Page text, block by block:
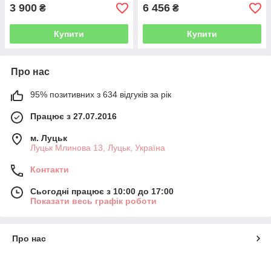
3 900 ₴
Купити
6 456 ₴
Купити
Про нас
95% позитивних з 634 відгуків за рік
Працює з 27.07.2016
м. Луцьк
Луцьк Млинова 13, Луцьк, Україна
Контакти
Сьогодні працює з 10:00 до 17:00
Показати весь графік роботи
Про нас